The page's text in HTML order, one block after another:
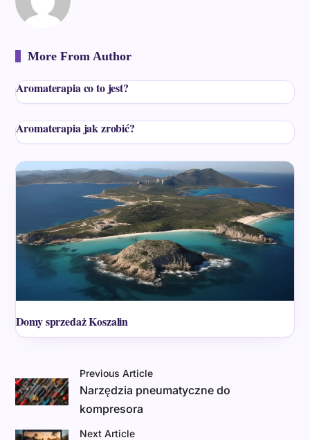
More From Author
Aromaterapia co to jest?
Aromaterapia jak zrobić?
Domy sprzedaż Koszalin
Previous Article
Narzędzia pneumatyczne do
kompresora
Next Article